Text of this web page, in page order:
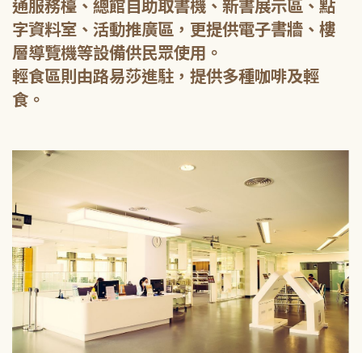
通服務檯、總館自助取書機、新書展示區、點
字資料室、活動推廣區，更提供電子書牆、樓
層導覽機等設備供民眾使用。
輕食區則由路易莎進駐，提供多種咖啡及輕
食。